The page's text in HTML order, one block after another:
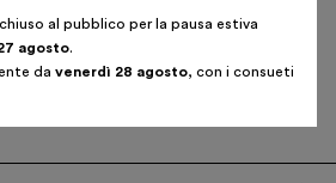
chiuso al pubblico per la pausa estiva
agosto.
da venerdì 28 agosto, con i consueti